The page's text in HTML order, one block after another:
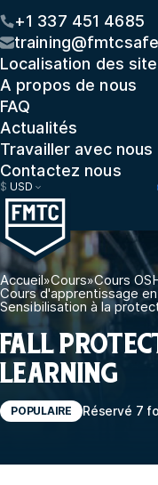
+1 337 451 4685
Localisation des
A propos de nous
FAQ
Actualités
Travailler avec nous
Contactez nous
$ USD
Accueil»Cours»Cours
Cours d'apprentissage
Sensibilisation à la
FALL
LEARNING
POPULAIRE Réservé 7